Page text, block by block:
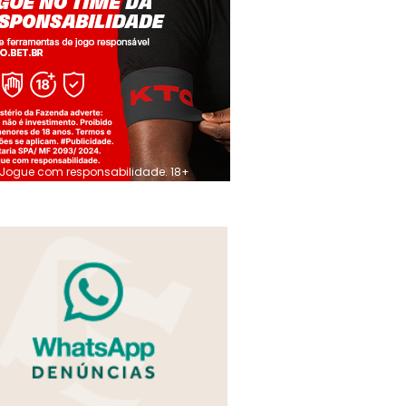
Jogue com responsabilidade. 18+